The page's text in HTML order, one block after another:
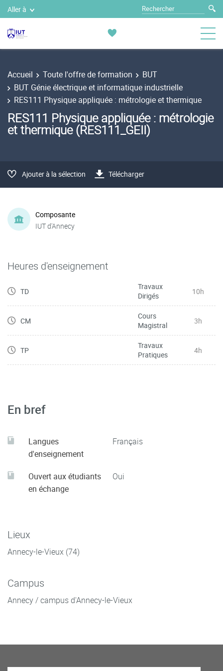
Aller à
Accueil Toute l'offre de formation
BUT
BUT Génie électrique et informatique industrielle
RES111 Physique appliquée : métrologie et thermique
RES111 Physique appliquée : métrologie
et thermique (RES111_GEII)
Ajouter à la sélection Télécharger
Composante
IUT d'Annecy
Heures d'enseignement
TD
Travaux
Dirigés
10h
CM
Cours
Magistral
3h
TP
Travaux
Pratiques
4h
En bref
Langues
d'enseignement
Français
Ouvert aux étudiants
en échange
Oui
Lieux
Annecy-le-Vieux (74)
Campus
Annecy / campus d'Annecy-le-Vieux